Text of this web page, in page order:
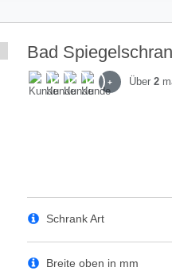
Bad
+ Über 2
Schrank Art
Breite oben in mm